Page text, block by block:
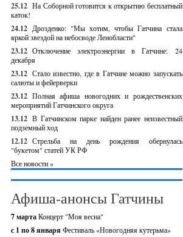
25.12 На Соборной готовится к открытию бесплатный
каток!
24.12 Дрозденко: "Мы хотим, чтобы Гатчина стала
яркой звездой на небосводе Ленобласти"
23.12 Отключение электроэнергии в Гатчине: 24
декабря
23.12 Стало известно, где в Гатчине можно запускать
салюты и фейерверки
23.12 Полная афиша новогодних и рождественских
мероприятий Гатчинского округа
13.12 В Гатчинском парке найден ранее неизвестный
подземный ход
12.12 Стрельба на день рождения обернулась
"букетом" статей УК РФ
Все новости »
Афиша-анонсы Гатчины
7 мартаКонцерт "Моя весна"
с 1 по 8 января Фестиваль «Новогодняя кутерьма»